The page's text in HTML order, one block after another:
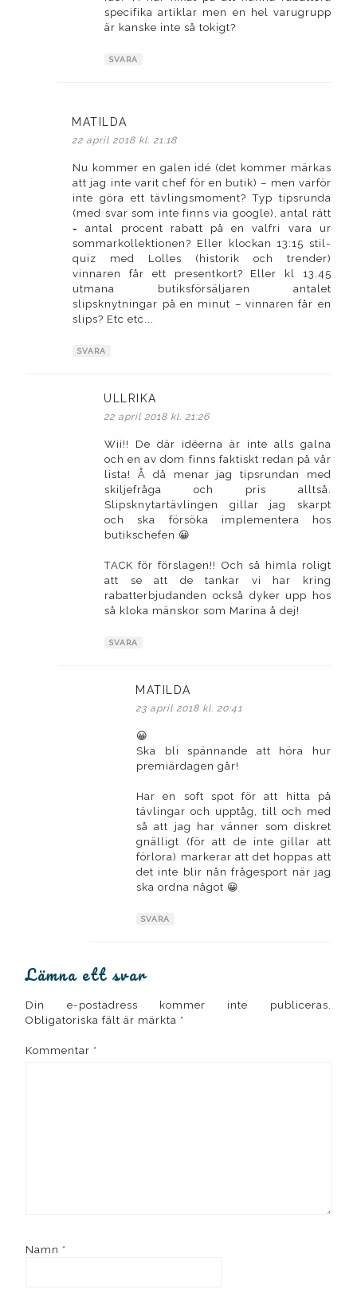
specifika artiklar men en hel varugrupp
är kanske inte så tokigt?
SVARA
MATILDA
22 april 2018 kl. 21:18
Nu kommer en galen idé (det kommer märkas
att jag inte varit chef för en butik) – men varför
inte göra ett tävlingsmoment? Typ tipsrunda
(med svar som inte finns via google), antal rätt
= antal procent rabatt på en valfri vara ur
sommarkollektionen? Eller klockan 13:15 stil-
quiz med Lolles (historik och trender)
vinnaren får ett presentkort? Eller kl 13.45
utmana butiksförsäljaren antalet
slipsknytningar på en minut – vinnaren får en
slips? Etc etc….
SVARA
ULLRIKA
22 april 2018 kl. 21:26
Wii!! De där idéerna är inte alls galna
och en av dom finns faktiskt redan på vår
lista! Å då menar jag tipsrundan med
skiljefråga och pris alltså.
Slipsknytartävlingen gillar jag skarpt
och ska försöka implementera hos
butikschefen 😀
TACK för förslagen!! Och så himla roligt
att se att de tankar vi har kring
rabatterbjudanden också dyker upp hos
så kloka mänskor som Marina å dej!
SVARA
MATILDA
23 april 2018 kl. 20:41
😀
Ska bli spännande att höra hur
premiärdagen går!
Har en soft spot för att hitta på
tävlingar och upptåg, till och med
så att jag har vänner som diskret
gnälligt (för att de inte gillar att
förlora) markerar att det hoppas att
det inte blir nån frågesport när jag
ska ordna något 😀
SVARA
Lämna ett svar
Din e-postadress kommer inte publiceras.
Obligatoriska fält är märkta *
Kommentar *
Namn *